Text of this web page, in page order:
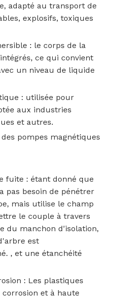
adapté au transport de
explosifs, toxiques
: le corps de la
ce qui convient
un niveau de liquide
: utilisée pour
aux industries
et autres.
pompes magnétiques
fuite‌ : étant donné que
pas besoin de pénétrer
mais utilise le champ
le couple à travers
du manchon d'isolation,
est
, et une étanchéité
: Les plastiques
et à haute